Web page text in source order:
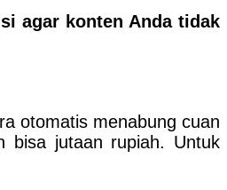
agar konten Anda tidak
otomatis menabung cuan
bisa jutaan rupiah. Untuk